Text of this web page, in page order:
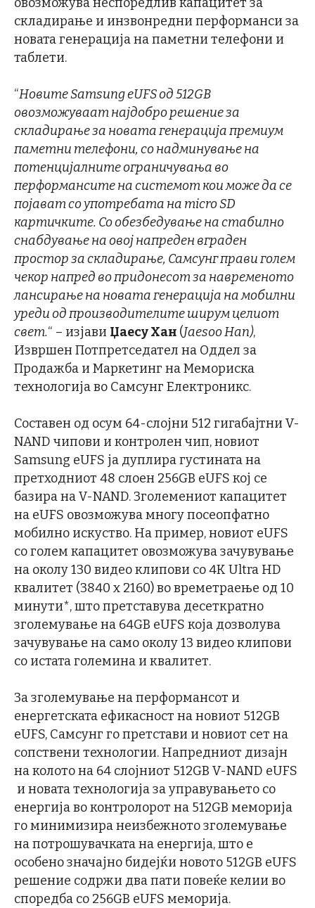
складирање и инзвонредни перформанси за
новата генерација на паметни телефони и
таблети.
“Новите Samsung eUFS од 512GB
овозможуваат најдобро решение за
складирање за новата генерација премиум
паметни телефони, со надминување на
потенцијалните ограничувања во
перформансите на системот кои може да се
појават со употребата на micro SD
картичките. Со обезбедување на стабилно
снабдување на овој напреден вграден
простор за складирање, Самсунг прави голем
чекор напред во придонесот за навременото
лансирање на новата генерација на мобилни
уреди од производителите ширум целиот
свет.“ – изјави Џаесу Хан (Jaesoo Han),
Извршен Потпретседател на Оддел за
Продажба и Маркетинг на Мемориска
технологија во Самсунг Електроникс.
Составен од осум 64-слојни 512 гигабајтни V-
NAND чипови и контролен чип, новиот
Samsung eUFS ја дуплира густината на
претходниот 48 слоен 256GB eUFS кој се
базира на V-NAND. Зголемениот капацитет
на eUFS овозможува многу посеопфатно
мобилно искуство. На пример, новиот eUFS
со голем капацитет овозможува зачувување
на околу 130 видео клипови со 4К Ultra HD
квалитет (3840 х 2160) во времетраење од 10
минути*, што претставува десеткратно
зголемување на 64GB eUFS која дозволува
зачувување на само околу 13 видео клипови
со истата големина и квалитет.
За зголемување на перформансот и
енергетската ефикасност на новиот 512GB
eUFS, Самсунг го претстави и новиот сет на
сопствени технологии. Напредниот дизајн
на колото на 64 слојниот 512GB V-NAND eUFS
и новата технологија за управувањето со
енергија во контролорот на 512GB меморија
го минимизира неизбежното зголемување
на потрошувачката на енергија, што е
особено значајно бидејќи новото 512GB eUFS
решение содржи два пати повеќе келии во
споредба со 256GB eUFS меморија.